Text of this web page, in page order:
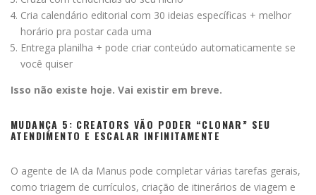
Cria calendário editorial com 30 ideias específicas + melhor
horário pra postar cada uma
Entrega planilha + pode criar conteúdo automaticamente se
você quiser
Isso não existe hoje. Vai existir em breve.
MUDANÇA 5: CREATORS VÃO PODER “CLONAR” SEU
ATENDIMENTO E ESCALAR INFINITAMENTE
O agente de IA da Manus pode completar várias tarefas gerais,
como triagem de currículos, criação de itinerários de viagem e